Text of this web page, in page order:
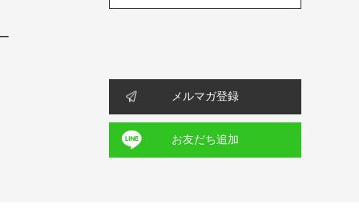
メルマガ登録
お友だち追加